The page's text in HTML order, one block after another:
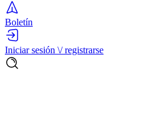
Boletín
Iniciar sesión \/ registrarse